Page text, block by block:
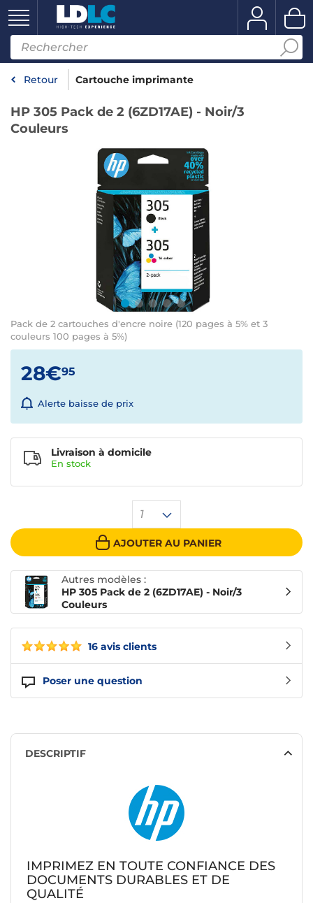
Retour Cartouche imprimante
HP 305 Pack de 2 (6ZD17AE) - Noir/3
Couleurs
Pack de 2 cartouches d'encre noire (120 pages à 5% et 3
couleurs 100 pages à 5%)
16 avis clients
Poser une question
28€95
Alerte baisse de prix
1
AJOUTER AU PANIER
Livraison à domicile
En stock
Autres modèles :
HP 305 Pack de 2 (6ZD17AE) - Noir/3
Couleurs
DESCRIPTIF
IMPRIMEZ EN TOUTE CONFIANCE DES
DOCUMENTS DURABLES ET DE
QUALITÉ